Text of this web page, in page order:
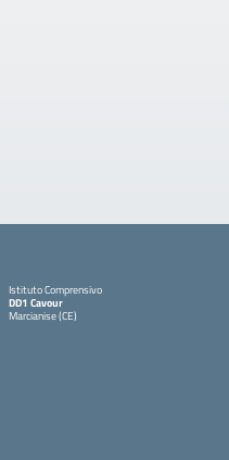
Istituto Comprensivo
DD1 Cavour
Marcianise (CE)